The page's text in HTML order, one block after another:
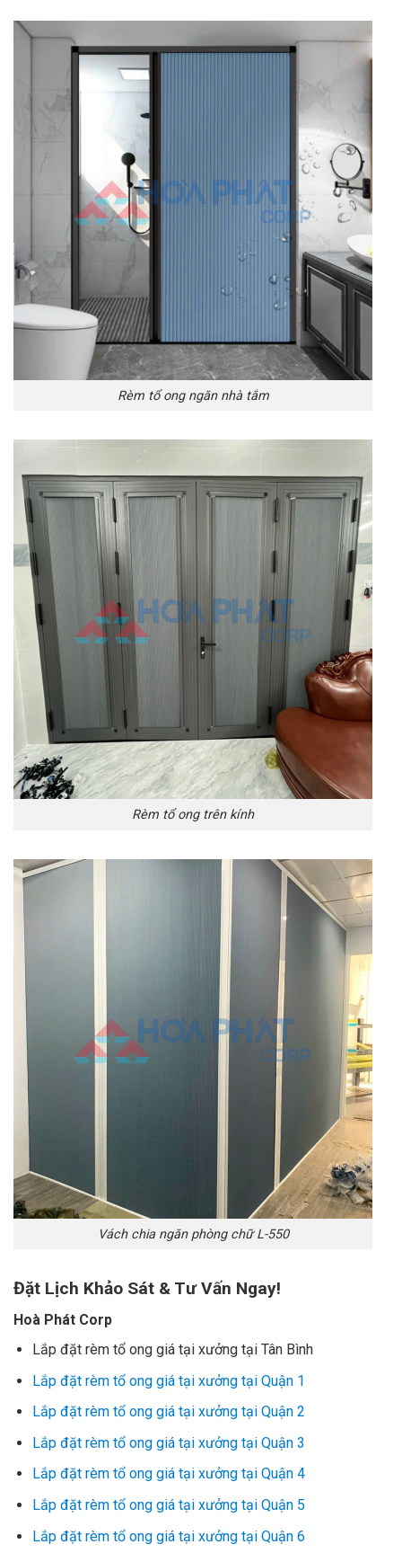
Rèm tổ ong ngăn nhà tắm
Rèm tổ ong trên kính
Vách chia ngăn phòng chữ L-550
Đặt Lịch Khảo Sát & Tư Vấn Ngay!
Hoà Phát Corp
Lắp đặt rèm tổ ong giá tại xưởng tại Tân Bình
Lắp đặt rèm tổ ong giá tại xưởng tại Quận 1
Lắp đặt rèm tổ ong giá tại xưởng tại Quận 2
Lắp đặt rèm tổ ong giá tại xưởng tại Quận 3
Lắp đặt rèm tổ ong giá tại xưởng tại Quận 4
Lắp đặt rèm tổ ong giá tại xưởng tại Quận 5
Lắp đặt rèm tổ ong giá tại xưởng tại Quận 6